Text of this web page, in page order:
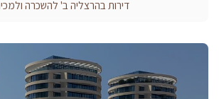
דירות בהרצליה ב' להשכרה ולמכירה